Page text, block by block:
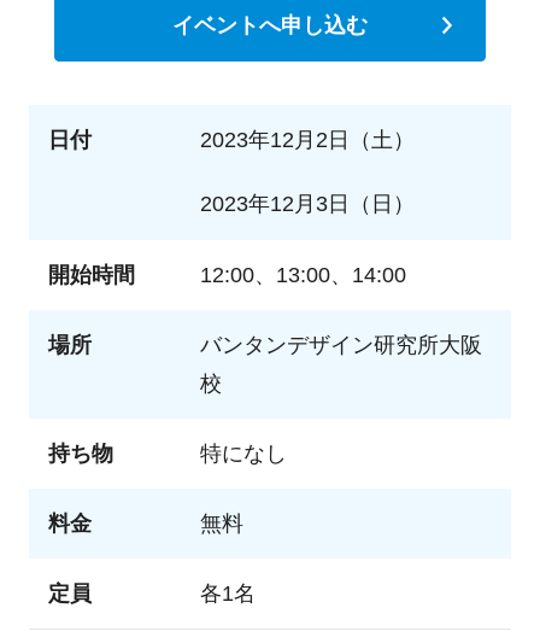
イベントへ申し込む
日付 2023年12月2日（土）
2023年12月3日（日）
開始時間 12:00、13:00、14:00
場所
バンタンデザイン研究所大阪
校
持ち物 特になし
料金 無料
定員 各1名